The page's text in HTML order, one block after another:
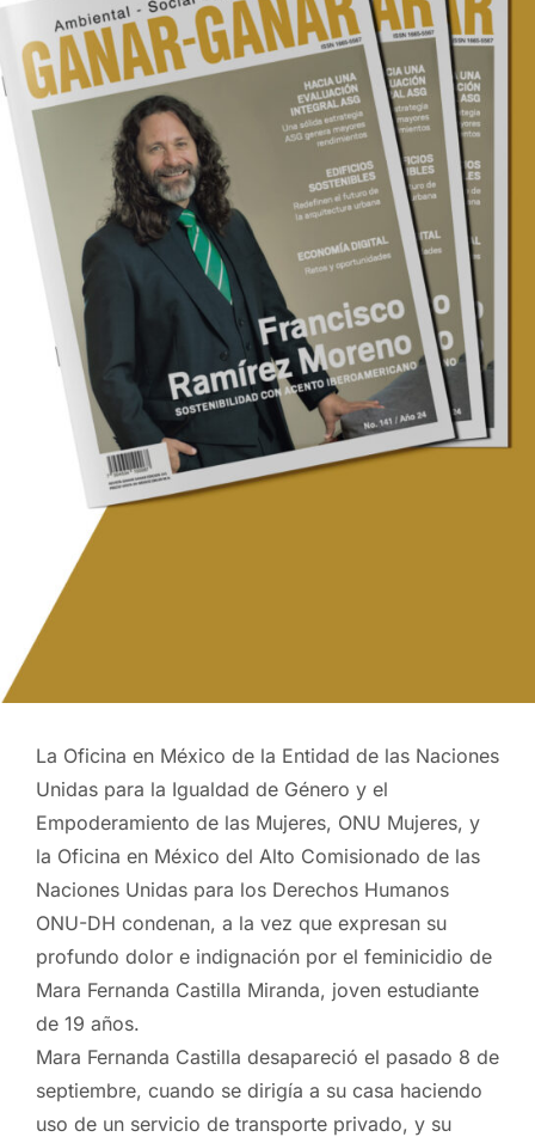
La Oficina en México de la Entidad de las Naciones
Unidas para la Igualdad de Género y el
Empoderamiento de las Mujeres, ONU Mujeres, y
la Oficina en México del Alto Comisionado de las
Naciones Unidas para los Derechos Humanos
ONU-DH condenan, a la vez que expresan su
profundo dolor e indignación por el feminicidio de
Mara Fernanda Castilla Miranda, joven estudiante
de 19 años.
Mara Fernanda Castilla desapareció el pasado 8 de
septiembre, cuando se dirigía a su casa haciendo
uso de un servicio de transporte privado, y su